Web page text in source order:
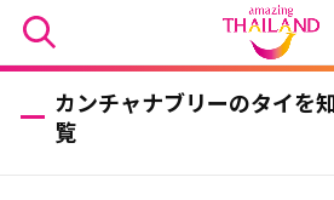
カンチャナブリーのタイを
覧